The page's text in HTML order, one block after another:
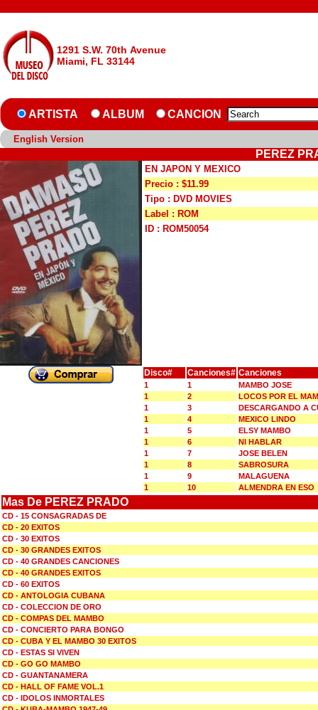
1291 S.W. 70th Avenue
Miami, FL 33144
ARTISTA ALBUM CANCION
English Version
PEREZ
EN JAPON Y MEXICO
Precio : $11.99
Tipo : DVD MOVIES
Label : ROM
ID : ROM50054
Disco# Canciones# Canciones
1 1
MAMBO JOSE
1
2
LOCOS POR EL
1
3
DESCARGANDO A
1
4
MEXICO LINDO
1
5
ELSY MAMBO
1
6
NI HABLAR
1
7
JOSE BELEN
1
8
SABROSURA
1
9
MALAGUENA
1
10 ALMENDRA EN ESO
Mas De PEREZ PRADO
CD - 15 CONSAGRADAS DE
CD - 20 EXITOS
CD - 30 EXITOS
CD - 30 GRANDES EXITOS
CD - 40 GRANDES CANCIONES
CD - 40 GRANDES EXITOS
CD - 60 EXITOS
CD - ANTOLOGIA CUBANA
CD - COLECCION DE ORO
CD - COMPAS DEL MAMBO
CD - CONCIERTO PARA BONGO
CD - CUBA Y EL MAMBO 30 EXITOS
CD - ESTAS SI VIVEN
CD - GO GO MAMBO
CD - GUANTANAMERA
CD - HALL OF FAME VOL.1
CD - IDOLOS INMORTALES